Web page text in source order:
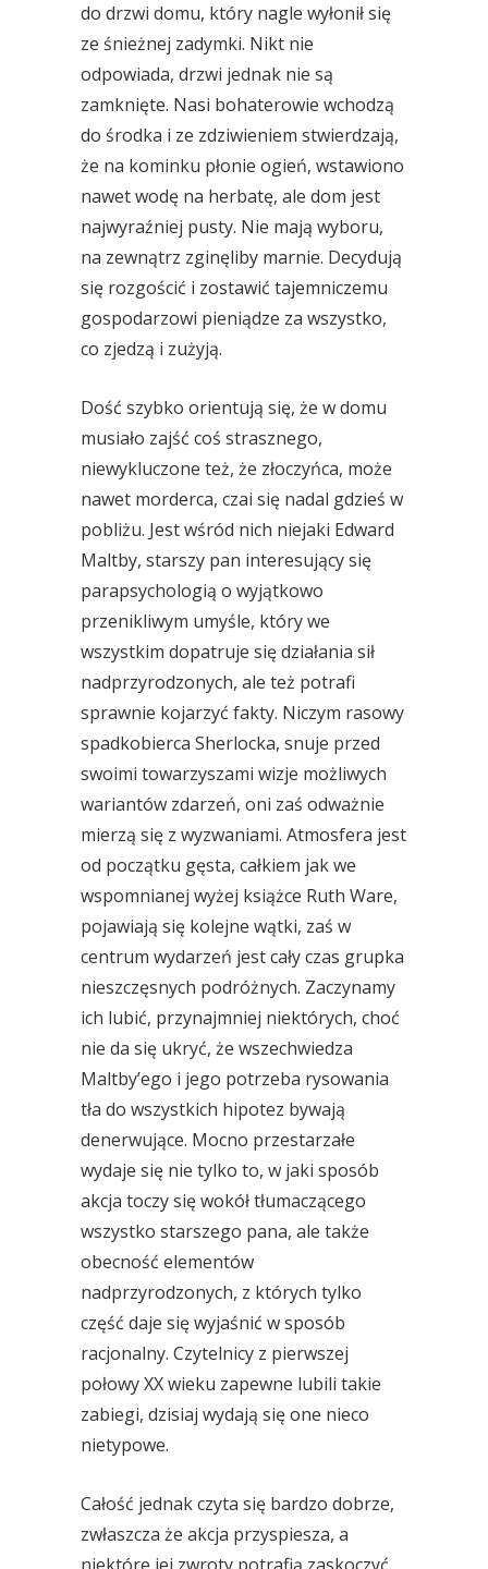
do drzwi domu, który nagle wyłonił się
ze śnieżnej zadymki. Nikt nie
odpowiada, drzwi jednak nie są
zamknięte. Nasi bohaterowie wchodzą
do środka i ze zdziwieniem stwierdzają,
że na kominku płonie ogień, wstawiono
nawet wodę na herbatę, ale dom jest
najwyraźniej pusty. Nie mają wyboru,
na zewnątrz zginęliby marnie. Decydują
się rozgościć i zostawić tajemniczemu
gospodarzowi pieniądze za wszystko,
co zjedzą i zużyją.
Dość szybko orientują się, że w domu
musiało zajść coś strasznego,
niewykluczone też, że złoczyńca, może
nawet morderca, czai się nadal gdzieś w
pobliżu. Jest wśród nich niejaki Edward
Maltby, starszy pan interesujący się
parapsychologią o wyjątkowo
przenikliwym umyśle, który we
wszystkim dopatruje się działania sił
nadprzyrodzonych, ale też potrafi
sprawnie kojarzyć fakty. Niczym rasowy
spadkobierca Sherlocka, snuje przed
swoimi towarzyszami wizje możliwych
wariantów zdarzeń, oni zaś odważnie
mierzą się z wyzwaniami. Atmosfera jest
od początku gęsta, całkiem jak we
wspomnianej wyżej książce Ruth Ware,
pojawiają się kolejne wątki, zaś w
centrum wydarzeń jest cały czas grupka
nieszczęsnych podróżnych. Zaczynamy
ich lubić, przynajmniej niektórych, choć
nie da się ukryć, że wszechwiedza
Maltby’ego i jego potrzeba rysowania
tła do wszystkich hipotez bywają
denerwujące. Mocno przestarzałe
wydaje się nie tylko to, w jaki sposób
akcja toczy się wokół tłumaczącego
wszystko starszego pana, ale także
obecność elementów
nadprzyrodzonych, z których tylko
część daje się wyjaśnić w sposób
racjonalny. Czytelnicy z pierwszej
połowy XX wieku zapewne lubili takie
zabiegi, dzisiaj wydają się one nieco
nietypowe.
Całość jednak czyta się bardzo dobrze,
zwłaszcza że akcja przyspiesza, a